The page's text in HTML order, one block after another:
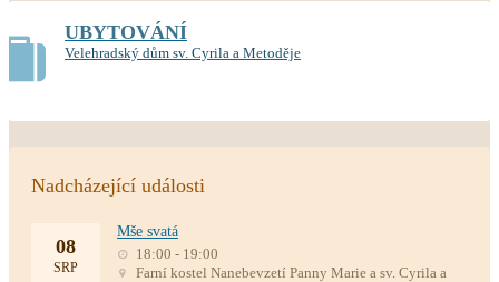
UBYTOVÁNÍ
Velehradský dům sv. Cyrila a Metoděje
Nadcházející události
08
SRP
Mše svatá
18:00 - 19:00
Farní kostel Nanebevzetí Panny Marie a sv. Cyrila a